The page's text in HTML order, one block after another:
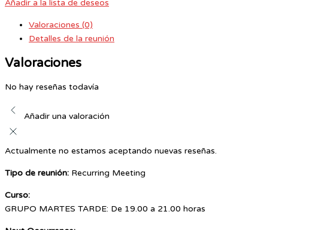
Añadir a la lista de deseos
Valoraciones (0)
Detalles de la reunión
Valoraciones
No hay reseñas todavía
Añadir una valoración
Actualmente no estamos aceptando nuevas reseñas.
Tipo de reunión: Recurring Meeting
Curso:
GRUPO MARTES TARDE: De 19.00 a 21.00 horas